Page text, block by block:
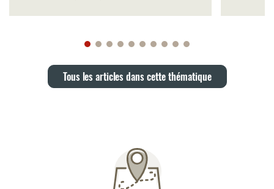
Tous les articles dans cette thématique